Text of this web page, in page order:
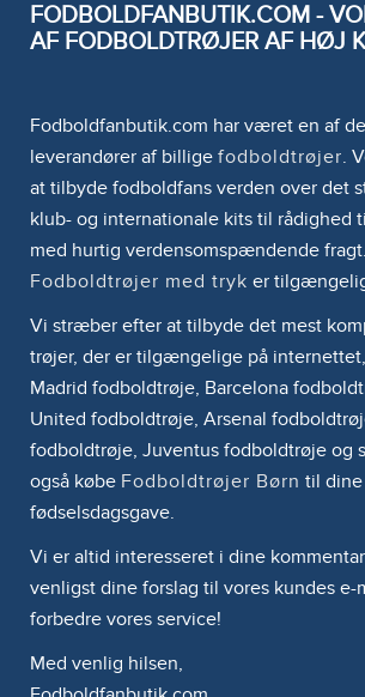
FODBOLDFANBUTIK.COM -
AF FODBOLDTRØJER AF HØJ
Fodboldfanbutik.com har været en af
leverandører af billige fodboldtrøjer.
at tilbyde fodboldfans verden over det
klub- og internationale kits til rådighed
med hurtig verdensomspændende fragt.
Fodboldtrøjer med tryk er
Vi stræber efter at tilbyde det mest
trøjer, der er tilgængelige på
Madrid fodboldtrøje, Barcelona
United fodboldtrøje, Arsenal
fodboldtrøje, Juventus fodboldtrøje og
også købe Fodboldtrøjer Børn til dine
fødselsdagsgave.
Vi er altid interesseret i dine
venligst dine forslag til vores kundes e-
forbedre vores service!
Med venlig hilsen,